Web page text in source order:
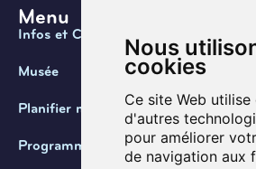
Nous
cookies
Ce site Web
d'autres
pour améliorer
de navigation aux
Menu
Infos et Contact
Musée
Planifier ma visite
Programmation